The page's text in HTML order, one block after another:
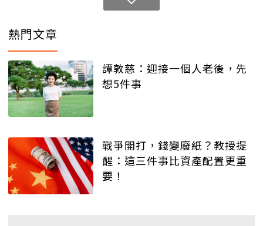
熱門文章
譚敦慈：迎接一個人老後，先
想5件事
戰爭開打，錢變廢紙？教授提
醒：這三件事比資產配置更重
要！